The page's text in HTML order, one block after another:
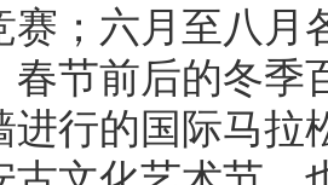
赛；六月至八月
春节前后的冬季
进行的国际马拉